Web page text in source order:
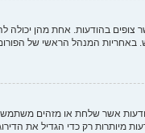
בהודעות. אחת מהן יכולה
באחריות המנהל הראשי של
אשר שלחת או מזהים משתמשים
רק כדי הגדיל את